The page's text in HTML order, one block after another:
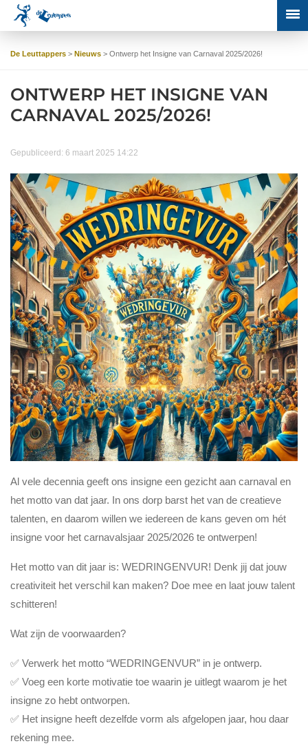
De Leuttappers > Nieuws > Ontwerp het Insigne van Carnaval 2025/2026!
ONTWERP HET INSIGNE VAN
CARNAVAL 2025/2026!
Gepubliceerd: 6 maart 2025 14:22
Al vele decennia geeft ons insigne een gezicht aan carnaval en
het motto van dat jaar. In ons dorp barst het van de creatieve
talenten, en daarom willen we iedereen de kans geven om hét
insigne voor het carnavalsjaar 2025/2026 te ontwerpen!
Het motto van dit jaar is: WEDRINGENVUR! Denk jij dat jouw
creativiteit het verschil kan maken? Doe mee en laat jouw talent
schitteren!
Wat zijn de voorwaarden?
✅ Verwerk het motto “WEDRINGENVUR” in je ontwerp.
✅ Voeg een korte motivatie toe waarin je uitlegt waarom je het
insigne zo hebt ontworpen.
✅ Het insigne heeft dezelfde vorm als afgelopen jaar, hou daar
rekening mee.